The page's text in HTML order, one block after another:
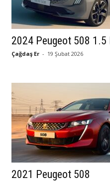
2024 Peugeot 508 1.5
Çağdaş Er - 19 Şubat 2026
2021 Peugeot 508